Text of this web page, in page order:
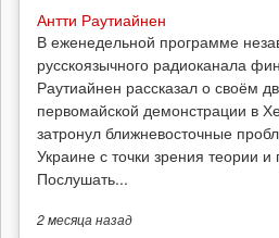
Антти Раутиайнен
В еженедельной программе
русскоязычного радиоканала
Раутиайнен рассказал о своём
первомайской демонстрации в
затронул ближневосточные
Украине с точки зрения теории и
Послушать...
2 месяцаназад